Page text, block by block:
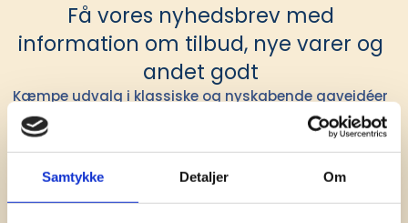
Samtykke Detaljer Om
Få vores nyhedsbrev med
information om tilbud, nye varer og
andet godt
Kæmpe udvalg i klassiske og nyskabende gaveidéer
til din virksomhed. Vi kan det der med firmagaver, og
har ydet god personlig service til en
konkurrencedygtig pris siden 1991.